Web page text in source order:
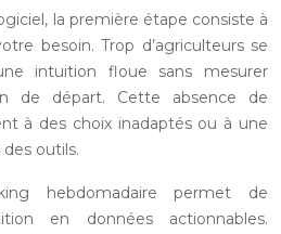
la première étape consiste à
besoin. Trop d’agriculteurs se
intuition floue sans mesurer
de départ. Cette absence de
à des choix inadaptés ou à une
outils.
hebdomadaire permet de
en données actionnables.